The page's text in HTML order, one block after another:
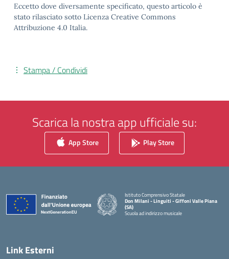
Eccetto dove diversamente specificato, questo articolo è
stato rilasciato sotto Licenza Creative Commons
Attribuzione 4.0 Italia.
Stampa / Condividi
Scarica la nostra app ufficiale su:
App Store Play Store
Istituto Comprensivo Statale
Don Milani - Linguiti - Giffoni Valle Piana
(SA)
Scuola ad indirizzo musicale
Link Esterni